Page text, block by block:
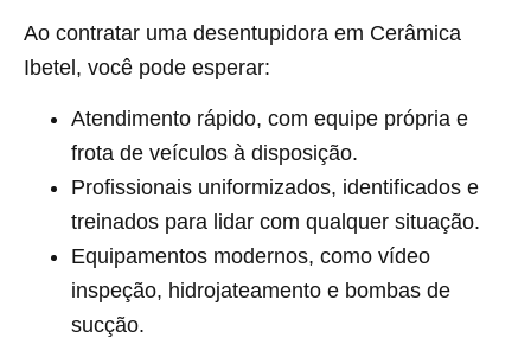
Ao contratar uma desentupidora em Cerâmica
Ibetel, você pode esperar:
Atendimento rápido, com equipe própria e
frota de veículos à disposição.
Profissionais uniformizados, identificados e
treinados para lidar com qualquer situação.
Equipamentos modernos, como vídeo
inspeção, hidrojateamento e bombas de
sucção.